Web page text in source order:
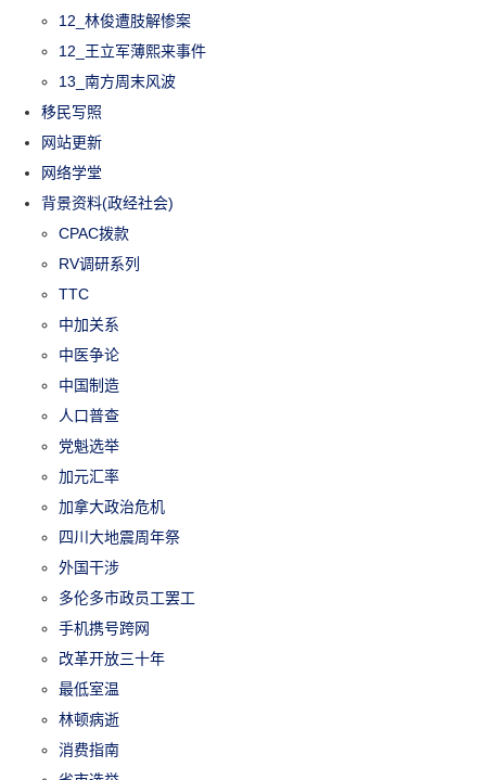
12_林俊遭肢解惨案
12_王立军薄熙来事件
13_南方周末风波
移民写照
网站更新
网络学堂
背景资料(政经社会)
CPAC拨款
RV调研系列
TTC
中加关系
中医争论
中国制造
人口普查
党魁选举
加元汇率
加拿大政治危机
四川大地震周年祭
外国干涉
多伦多市政员工罢工
手机携号跨网
改革开放三十年
最低室温
林顿病逝
消费指南